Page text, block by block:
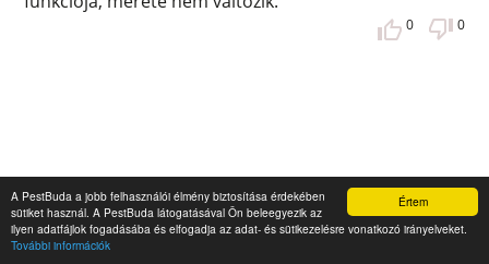
Értem
A PestBuda a jobb felhasználói élmény biztosítása érdekében
sütiket használ. A PestBuda látogatásával Ön beleegyezik az
ilyen adatfájlok fogadásába és elfogadja az adat- és sütikezelésre vonatkozó irányelveket.
További információk
0 0